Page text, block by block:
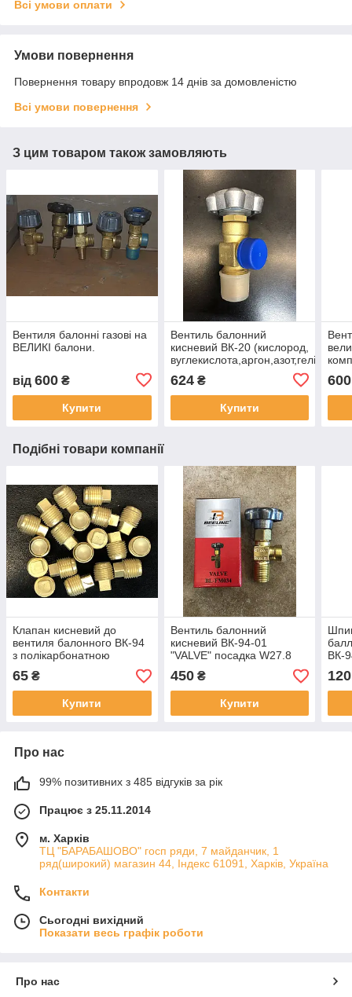
Всі умови оплати
Умови повернення
Повернення товару впродовж 14 днів за домовленістю
Всі умови повернення
З цим товаром також замовляють
Вентиля балонні газові на
ВЕЛИКІ балони.
від 600 ₴
Купити
Вентиль балонний
кисневий ВК-20 (кислород,
вуглекислота,аргон,азот,гелій)
624₴
Купити
600
Подібні товари компанії
Клапан кисневий до
вентиля балонного ВК-94
з полікарбонатною
вставкою
65 ₴
Купити
Вентиль балонний
кисневий ВК-94-01
"VALVE" посадка W27.8
мм і вихід G3/4 мм
(виробництво Китай)
450₴
Купити
ВК-
120
Про нас
99% позитивних з 485 відгуків за рік
Працює з 25.11.2014
м. Харків
ТЦ "БАРАБАШОВО" госп ряди, 7 майданчик, 1
ряд(широкий) магазин 44, Індекс 61091, Харків, Україна
Контакти
Сьогодні вихідний
Показати весь графік роботи
Про нас